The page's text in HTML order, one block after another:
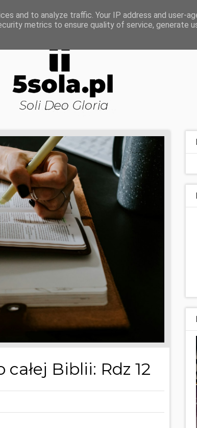
DOJRZAŁOŚĆ DUCHOWA KOŚCIÓŁ
Biblii: Rdz 12
and to analyze traffic. Your IP address and user-
metrics to ensure quality of service, generate